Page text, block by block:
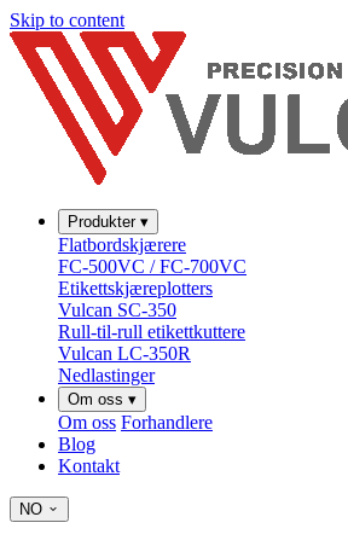
Skip to content
Produkter ▾
Flatbordskjærere
FC-500VC / FC-700VC
Etikettskjæreplotters
Vulcan SC-350
Rull-til-rull etikettkuttere
Vulcan LC-350R
Nedlastinger
Om oss ▾
Om oss Forhandlere
Blog
Kontakt
NO